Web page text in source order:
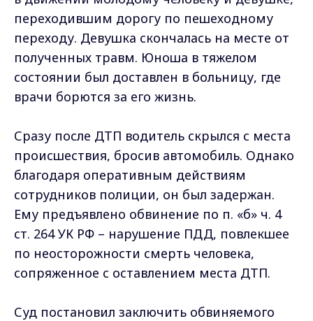
переходившим дорогу по пешеходному
переходу. Девушка скончалась на месте от
полученных травм. Юноша в тяжелом
состоянии был доставлен в больницу, где
врачи борются за его жизнь.
Сразу после ДТП водитель скрылся с места
происшествия, бросив автомобиль. Однако
благодаря оперативным действиям
сотрудников полиции, он был задержан.
Ему предъявлено обвинение по п. «б» ч. 4
ст. 264 УК РФ – нарушение ПДД, повлекшее
по неосторожности смерть человека,
сопряженное с оставлением места ДТП.
Суд постановил заключить обвиняемого